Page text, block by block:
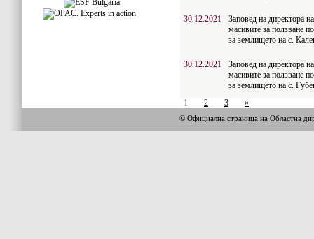
30.12.2021
Заповед на директора
масивите за ползване
за землището на с.
30.12.2021
Заповед на директора
масивите за ползване
за землището на с.
1
2 3 »
© Официална страница на